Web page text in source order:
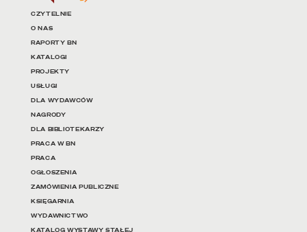
Linki do najważniejszych
CZYTELNIE
O NAS
RAPORTY BN
KATALOGI
PROJEKTY
USŁUGI
DLA WYDAWCÓW
NAGRODY
DLA BIBLIOTEKARZY
PRACA W BN
PRACA
OGŁOSZENIA
ZAMÓWIENIA PUBLICZNE
KSIĘGARNIA
WYDAWNICTWO